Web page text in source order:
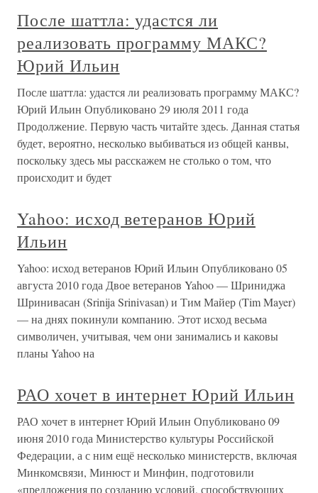
После шаттла: удастся ли
реализовать программу МАКС?
Юрий Ильин
После шаттла: удастся ли реализовать программу МАКС?
Юрий Ильин Опубликовано 29 июля 2011 года
Продолжение. Первую часть читайте здесь. Данная статья
будет, вероятно, несколько выбиваться из общей канвы,
поскольку здесь мы расскажем не столько о том, что
происходит и будет
Yahoo: исход ветеранов Юрий
Ильин
Yahoo: исход ветеранов Юрий Ильин Опубликовано 05
августа 2010 года Двое ветеранов Yahoo — Шриниджа
Шринивасан (Srinija Srinivasan) и Тим Майер (Tim Mayer)
— на днях покинули компанию. Этот исход весьма
символичен, учитывая, чем они занимались и каковы
планы Yahoo на
РАО хочет в интернет Юрий Ильин
РАО хочет в интернет Юрий Ильин Опубликовано 09
июня 2010 года Министерство культуры Российской
Федерации, а с ним ещё несколько министерств, включая
Минкомсвязи, Минюст и Минфин, подготовили
«предложения по созданию условий, способствующих